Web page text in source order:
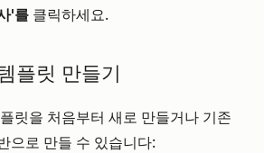
'를 클릭하세요.
플릿 만들기
릿을 처음부터 새로 만들거나 기존
으로 만들 수 있습니다: